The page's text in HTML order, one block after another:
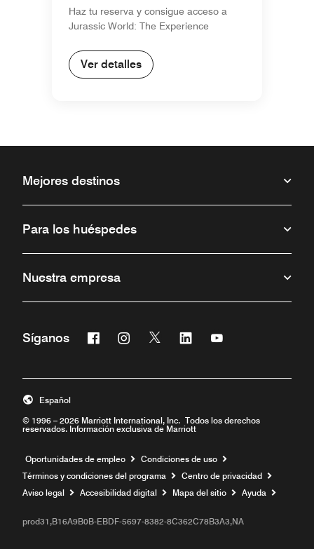
Haz tu reserva y consigue acceso a
Jurassic World: The Experience
Ver detalles
Mejores destinos
Para los huéspedes
Nuestra empresa
Síganos Facebook
Abre una ventana nueva
Instagram
Abre una ventana nueva
Twitter
Abre una ventana nueva
Linkedin
Abre una ventana nueva
Abre una ventana
© 1996 – 2026 Marriott International, Inc. Todos los derechos
reservados. Información exclusiva de Marriott
Español
Oportunidades de empleo Abre una ventana nueva
Condiciones de uso
Términos y condiciones del programa
Centro de privacidad
Aviso legal
Accesibilidad digital Mapa del sitio Ayuda
prod31,B16A9B0B-EBDF-5697-8382-8C362C78B3A3,NA